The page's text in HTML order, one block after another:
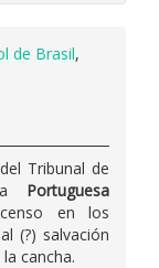
de Brasil,
Tribunal de
a Portuguesa
en los
(?) salvación
cancha.